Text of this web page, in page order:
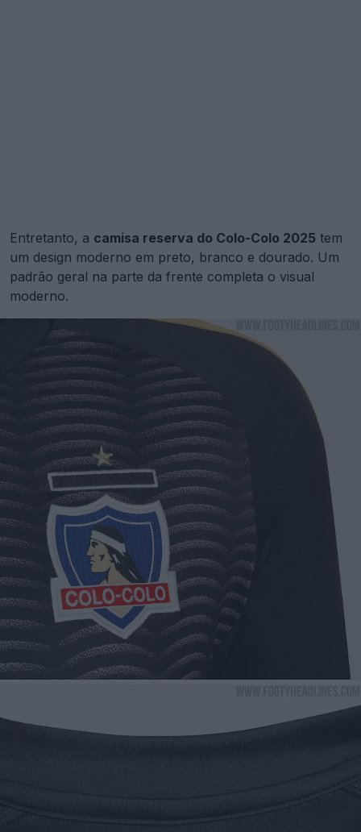
Entretanto, a camisa reserva do Colo-Colo 2025 tem
um design moderno em preto, branco e dourado. Um
padrão geral na parte da frente completa o visual
moderno.